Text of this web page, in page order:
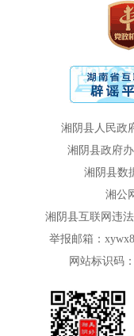
湘阴县人民政
湘阴县政府
湘阴县数
湘公
湘阴县互联网违
举报邮箱：
网站标识码